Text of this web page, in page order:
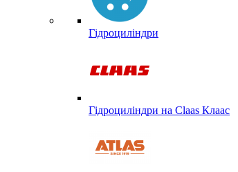
Гідроциліндри
Гідроциліндри на Claas Клаас